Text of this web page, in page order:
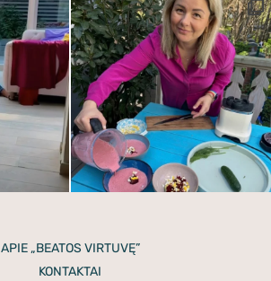
APIE „BEATOS VIRTUVĘ”
KONTAKTAI